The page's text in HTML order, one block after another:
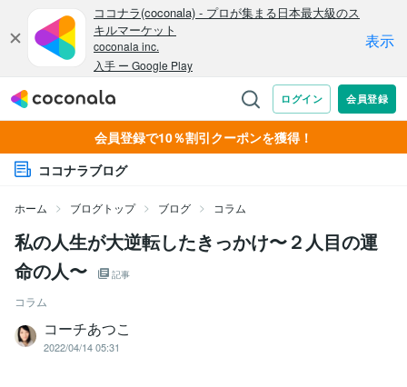
会員登録で10％割引クーポンを獲得！
ココナラブログ
ホーム ブログトップ ブログ コラム
私の人生が大逆転したきっかけ〜２人目の運
命の人〜
記事
コラム
コーチあつこ
2022/04/14 05:31